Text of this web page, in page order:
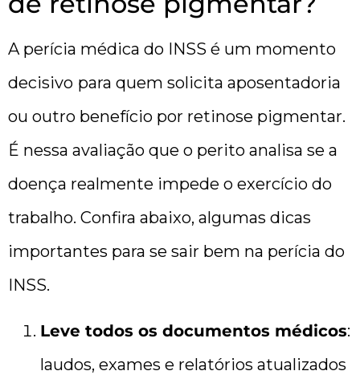
A perícia médica do INSS é um momento
decisivo para quem solicita aposentadoria
ou outro benefício por retinose pigmentar.
É nessa avaliação que o perito analisa se a
doença realmente impede o exercício do
trabalho. Confira abaixo, algumas dicas
importantes para se sair bem na perícia do
INSS.
Leve todos os documentos médicos:
laudos, exames e relatórios atualizados